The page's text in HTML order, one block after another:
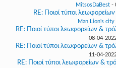
MitsosDaBest -
RE: Ποιοί τύποι
Man Lion's city
RE: Ποιοί τύποι λεωφορείων &
08-04-
RE: Ποιοί τύποι λεωφορείων &
11-04-
RE: Ποιοί τύποι λεωφορείων &